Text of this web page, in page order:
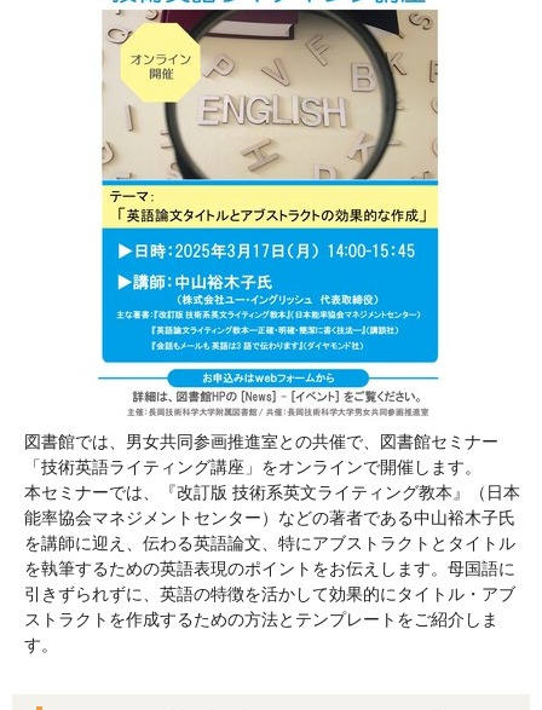
図書館では、男女共同参画推進室との共催で、図書館セミナー
「技術英語ライティング講座」をオンラインで開催します。
本セミナーでは、『改訂版 技術系英文ライティング教本』（日本
能率協会マネジメントセンター）などの著者である中山裕木子氏
を講師に迎え、伝わる英語論文、特にアブストラクトとタイトル
を執筆するための英語表現のポイントをお伝えします。母国語に
引きずられずに、英語の特徴を活かして効果的にタイトル・アブ
ストラクトを作成するための方法とテンプレートをご紹介しま
す。